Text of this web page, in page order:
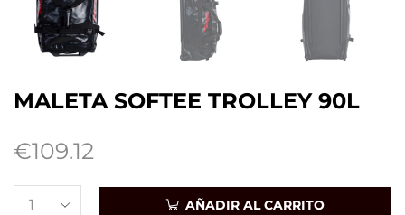
MALETA SOFTEE TROLLEY 90L
€109.12
AÑADIR AL CARRITO